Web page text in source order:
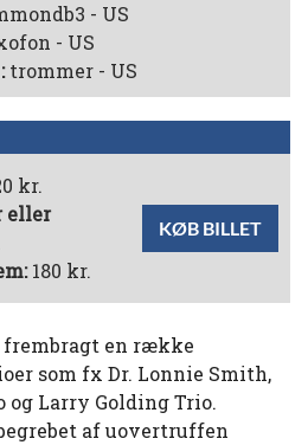
- US
- US
trommer - US
kr.
eller
180 kr.
KØB BILLET
en række
som fx Dr. Lonnie Smith,
Larry Golding Trio.
af uovertruffen